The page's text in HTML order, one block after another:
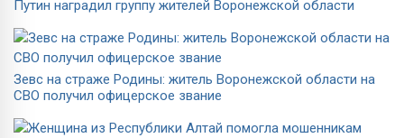
Путин наградил группу жителей Воронежской области
Зевс на страже Родины: житель Воронежской области на
СВО получил офицерское звание